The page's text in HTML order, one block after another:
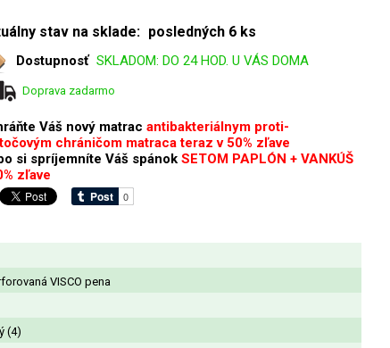
stav na sklade: posledných 6 ks
Dostupnosť SKLADOM: DO 24 HOD. U VÁS DOMA
Doprava zadarmo
Váš nový matrac antibakteriálnym proti-
chráničom matraca teraz v 50% zľave
si spríjemníte Váš spánok SETOM PAPLÓN + VANKÚŠ
zľave
VISCO pena
(4)